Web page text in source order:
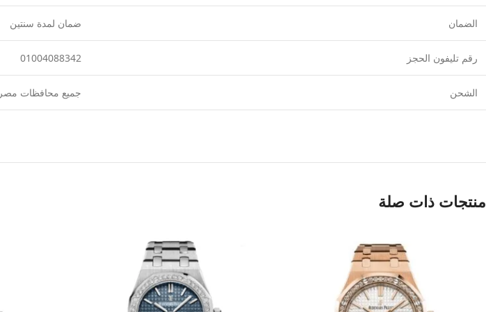
الضمان ضمان لمدة سنتين
رقم تليفون الحجز 01004088342
الشحن جميع محافظات مصر
منتجات ذات صلة